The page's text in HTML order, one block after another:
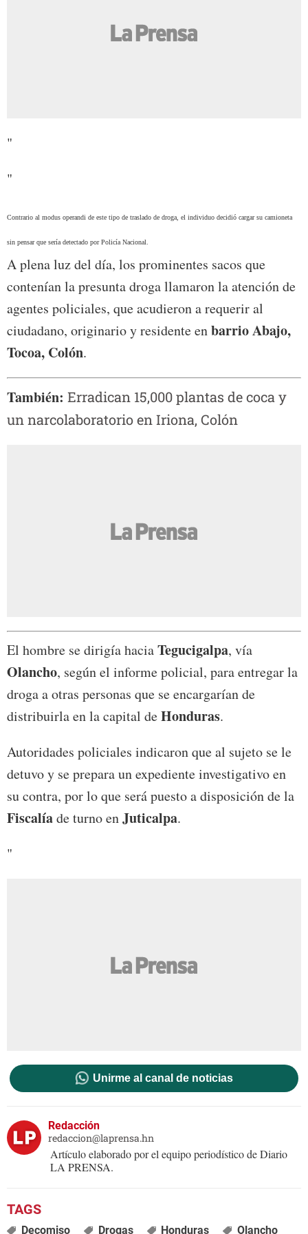
"
"
Contrario al modus operandi de este tipo de traslado de droga, el individuo decidió cargar su camioneta
sin pensar que sería detectado por Policía Nacional.
A plena luz del día, los prominentes sacos que
contenían la presunta droga llamaron la atención de
agentes policiales, que acudieron a requerir al
ciudadano, originario y residente enbarrio Abajo,
Tocoa, Colón.
También: Erradican 15,000 plantas de coca y
un narcolaboratorio en Iriona, Colón
El hombre se dirigía haciaTegucigalpa, vía
Olancho, según el informe policial, para entregar la
droga a otras personas que se encargarían de
distribuirla en la capital deHonduras.
Autoridades policiales indicaron que al sujeto se le
detuvo y se prepara un expediente investigativo en
su contra, por lo que será puesto a disposición de la
Fiscalíade turno enJuticalpa.
"
Unirme al canal de noticias
Redacción
redaccion@laprensa.hn
Artículo elaborado por el equipo periodístico de Diario
LA PRENSA.
Decomiso Drogas Honduras
Olancho